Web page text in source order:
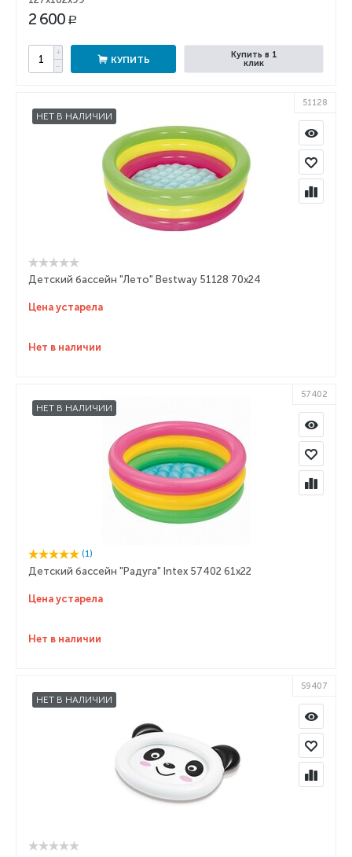
2 600 Р
+
−
КУПИТЬ
Купить в 1
клик
НЕТ В НАЛИЧИИ
51128
Детский бассейн "Лето" Bestway 51128 70x24
Цена устарела
Нет в наличии
НЕТ В НАЛИЧИИ
57402
(1)
Детский бассейн "Радуга" Intex 57402 61х22
Цена устарела
Нет в наличии
НЕТ В НАЛИЧИИ
59407